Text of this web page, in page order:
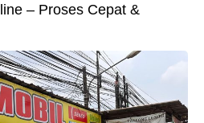
– Proses Cepat &